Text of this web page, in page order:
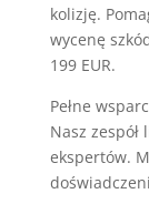
kolizję.
wycenę
199 EUR.
Pełne
Nasz
ekspertów.